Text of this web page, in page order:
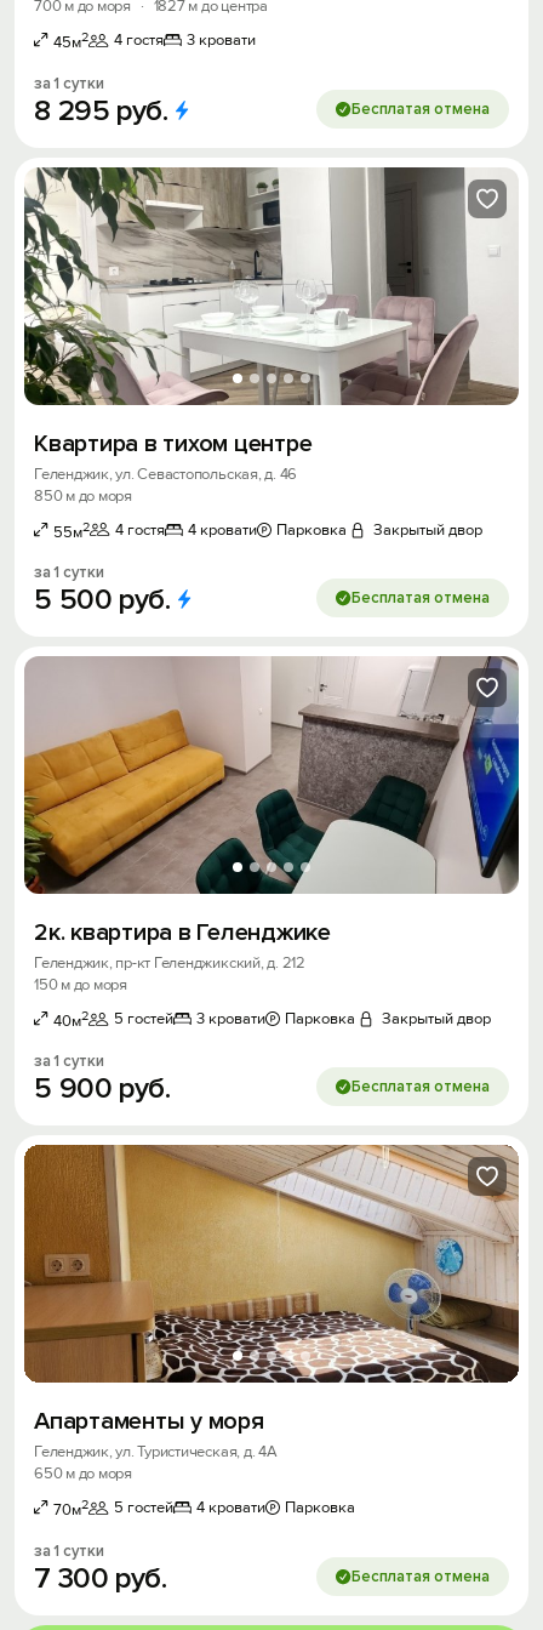
700 м до моря · 1827 м до центра
45м2 4 гостя 3 кровати
за 1 сутки
8 295 руб. Бесплатая отмена
Квартира в тихом центре
Геленджик, ул. Севастопольская, д. 46
850 м до моря
55м2 4 гостя 4 кровати Парковка Закрытый двор
за 1 сутки
5 500 руб. Бесплатая отмена
2к. квартира в Геленджике
Геленджик, пр-кт Геленджикский, д. 212
150 м до моря
40м2 5 гостей 3 кровати Парковка Закрытый двор
за 1 сутки
5 900 руб. Бесплатая отмена
Апартаменты у моря
Геленджик, ул. Туристическая, д. 4А
650 м до моря
70м2 5 гостей 4 кровати Парковка
за 1 сутки
7 300 руб. Бесплатая отмена